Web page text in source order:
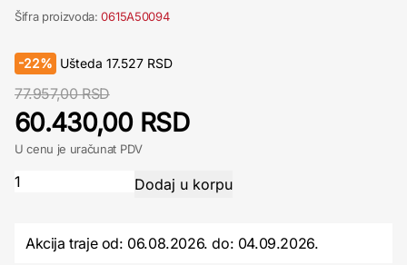
Šifra proizvoda:0615A50094
-22% Ušteda 17.527 RSD
77.957,00 RSD
60.430,00 RSD
U cenu je uračunat PDV
Akcija traje od: 06.08.2026.do: 04.09.2026.